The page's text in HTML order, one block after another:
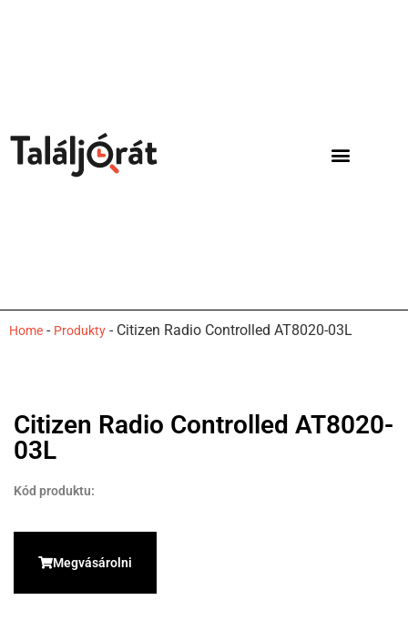
Home - Produkty - Citizen Radio Controlled AT8020-03L
Citizen Radio Controlled AT8020-
03L
Kód produktu:
Megvásárolni